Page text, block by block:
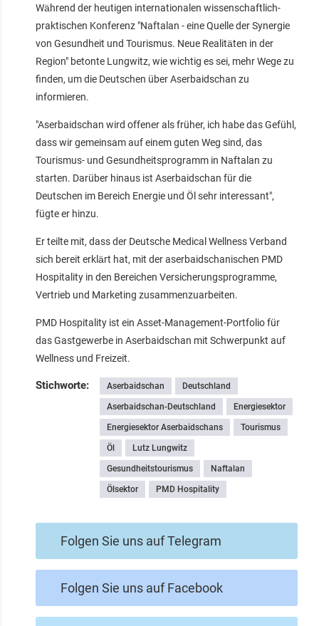
Während der heutigen internationalen wissenschaftlich-
praktischen Konferenz "Naftalan - eine Quelle der Synergie
von Gesundheit und Tourismus. Neue Realitäten in der
Region" betonte Lungwitz, wie wichtig es sei, mehr Wege zu
finden, um die Deutschen über Aserbaidschan zu
informieren.
"Aserbaidschan wird offener als früher, ich habe das Gefühl,
dass wir gemeinsam auf einem guten Weg sind, das
Tourismus- und Gesundheitsprogramm in Naftalan zu
starten. Darüber hinaus ist Aserbaidschan für die
Deutschen im Bereich Energie und Öl sehr interessant",
fügte er hinzu.
Er teilte mit, dass der Deutsche Medical Wellness Verband
sich bereit erklärt hat, mit der aserbaidschanischen PMD
Hospitality in den Bereichen Versicherungsprogramme,
Vertrieb und Marketing zusammenzuarbeiten.
PMD Hospitality ist ein Asset-Management-Portfolio für
das Gastgewerbe in Aserbaidschan mit Schwerpunkt auf
Wellness und Freizeit.
Stichworte: Aserbaidschan Deutschland
Aserbaidschan-Deutschland Energiesektor
Energiesektor Aserbaidschans Tourismus
Öl Lutz Lungwitz
Gesundheitstourismus Naftalan
Ölsektor PMD Hospitality
Folgen Sie uns auf Telegram
Folgen Sie uns auf Facebook